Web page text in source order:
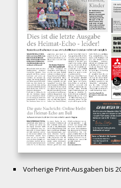
Vorherige Print-Ausgaben bis